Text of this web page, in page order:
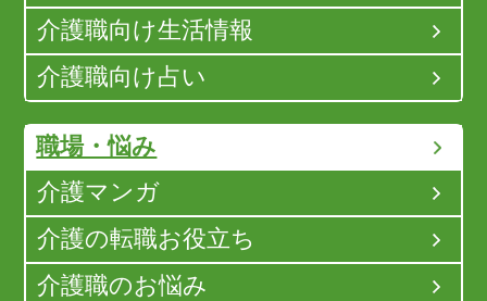
介護職向け生活情報
介護職向け占い
職場・悩み
介護マンガ
介護の転職お役立ち
介護職のお悩み